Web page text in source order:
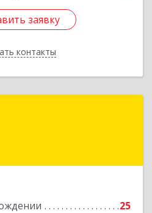
заявку
контакты
заявку
Назад
25
обл, Россошанский р-н,